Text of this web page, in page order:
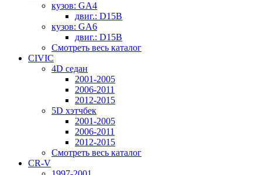
кузов: GA4
двиг.: D15B
кузов: GA6
двиг.: D15B
Смотреть весь каталог
CIVIC
4D седан
2001-2005
2006-2011
2012-2015
5D хэтчбек
2001-2005
2006-2011
2012-2015
Смотреть весь каталог
CR-V